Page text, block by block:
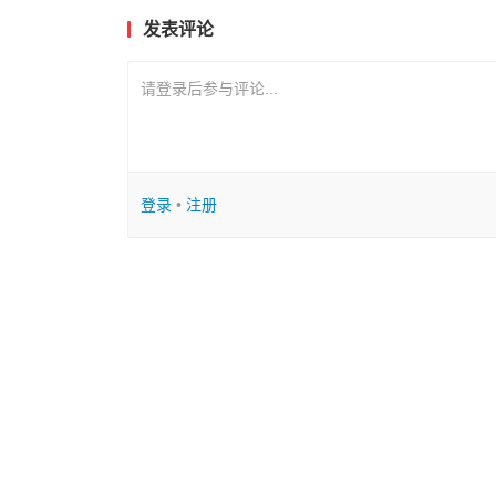
发表评论
请登录后参与评论...
登录• 注册